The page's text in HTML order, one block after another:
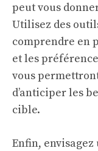
peut vous
Utilisez des
comprendre en
et les
vous
d’anticiper les
cible.
Enfin, envisagez